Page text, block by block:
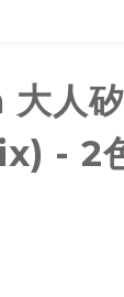
人
- 2